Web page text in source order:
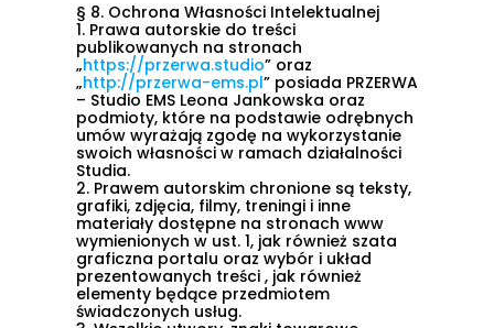
§ 8. Ochrona Własności Intelektualnej
1. Prawa autorskie do treści
publikowanych na stronach
„https://przerwa.studio” oraz
„http://przerwa-ems.pl” posiada PRZERWA
– Studio EMS Leona Jankowska oraz
podmioty, które na podstawie odrębnych
umów wyrażają zgodę na wykorzystanie
swoich własności w ramach działalności
Studia.
2. Prawem autorskim chronione są teksty,
grafiki, zdjęcia, filmy, treningi i inne
materiały dostępne na stronach www
wymienionych w ust. 1, jak również szata
graficzna portalu oraz wybór i układ
prezentowanych treści , jak również
elementy będące przedmiotem
świadczonych usług.